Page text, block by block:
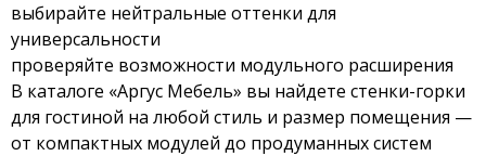
выбирайте нейтральные оттенки для
универсальности
проверяйте возможности модульного расширения
В каталоге «Аргус Мебель» вы найдете стенки-горки
для гостиной на любой стиль и размер помещения —
от компактных модулей до продуманных систем